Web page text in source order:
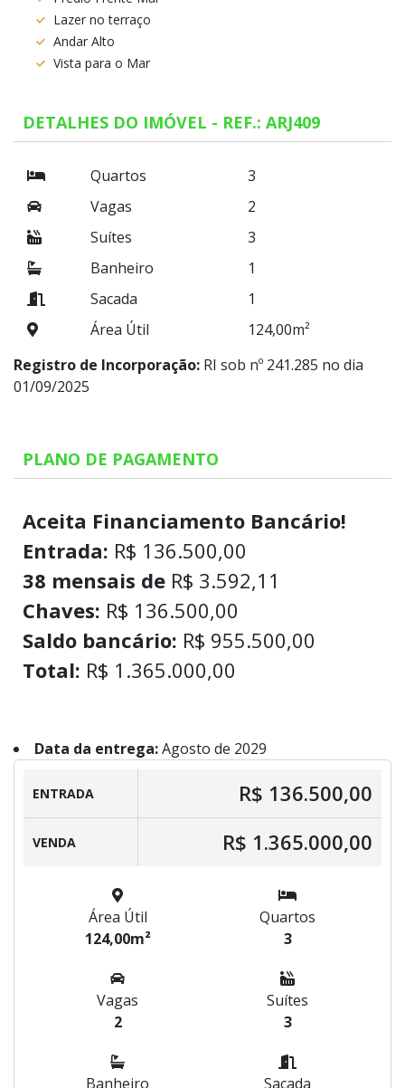
Lazer no terraço
Andar Alto
Vista para o Mar
DETALHES DO IMÓVEL - REF.: ARJ409
Quartos
3
Vagas
2
Suítes
3
Banheiro
1
Sacada
1
Área Útil
124,00m²
Registro de Incorporação: RI sob nº 241.285 no dia
01/09/2025
PLANO DE PAGAMENTO
Aceita Financiamento Bancário!
Entrada: R$ 136.500,00
38 mensais de R$ 3.592,11
Chaves: R$ 136.500,00
Saldo bancário: R$ 955.500,00
Total: R$ 1.365.000,00
Data da entrega:Agosto de 2029
ENTRADA R$ 136.500,00
VENDA R$ 1.365.000,00
Área Útil
124,00m²
Quartos
3
Vagas
2
Suítes
3
Banheiro Sacada